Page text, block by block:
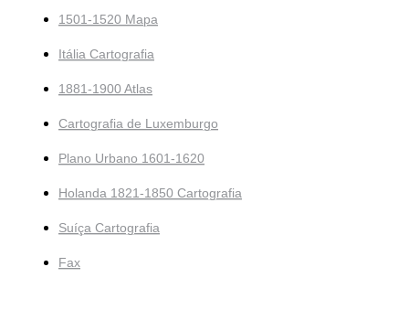
1501-1520 Mapa
Itália Cartografia
1881-1900 Atlas
Cartografia de Luxemburgo
Plano Urbano 1601-1620
Holanda 1821-1850 Cartografia
Suíça Cartografia
Fax